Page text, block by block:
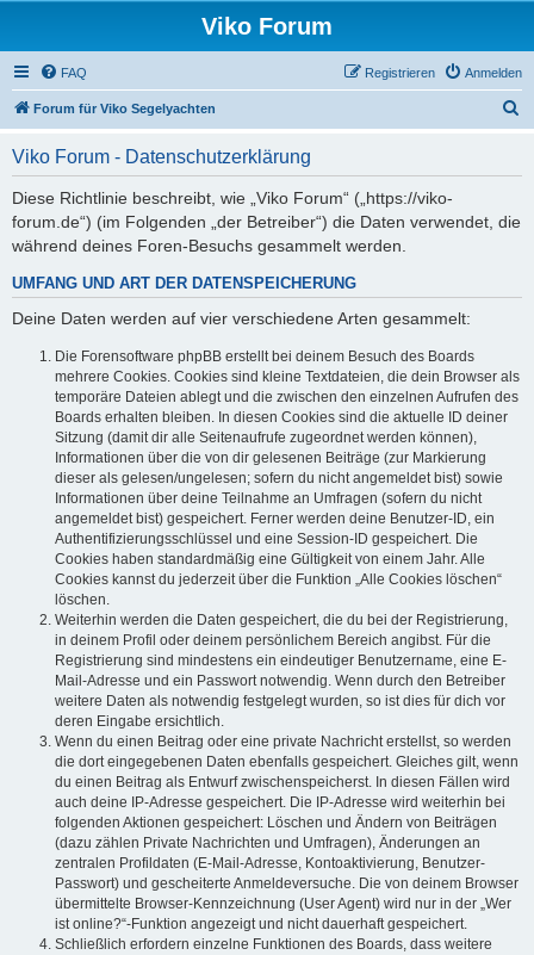
Viko Forum
FAQ Anmelden
Registrieren
Forum für Viko Segelyachten
Viko Forum - Datenschutzerklärung
Diese Richtlinie beschreibt, wie „Viko Forum“ („https://viko-
forum.de“) (im Folgenden „der Betreiber“) die Daten verwendet, die
während deines Foren-Besuchs gesammelt werden.
UMFANG UND ART DER DATENSPEICHERUNG
Deine Daten werden auf vier verschiedene Arten gesammelt:
Die Forensoftware phpBB erstellt bei deinem Besuch des Boards
mehrere Cookies. Cookies sind kleine Textdateien, die dein Browser als
temporäre Dateien ablegt und die zwischen den einzelnen Aufrufen des
Boards erhalten bleiben. In diesen Cookies sind die aktuelle ID deiner
Sitzung (damit dir alle Seitenaufrufe zugeordnet werden können),
Informationen über die von dir gelesenen Beiträge (zur Markierung
dieser als gelesen/ungelesen; sofern du nicht angemeldet bist) sowie
Informationen über deine Teilnahme an Umfragen (sofern du nicht
angemeldet bist) gespeichert. Ferner werden deine Benutzer-ID, ein
Authentifizierungsschlüssel und eine Session-ID gespeichert. Die
Cookies haben standardmäßig eine Gültigkeit von einem Jahr. Alle
Cookies kannst du jederzeit über die Funktion „Alle Cookies löschen“
löschen.
Weiterhin werden die Daten gespeichert, die du bei der Registrierung,
in deinem Profil oder deinem persönlichem Bereich angibst. Für die
Registrierung sind mindestens ein eindeutiger Benutzername, eine E-
Mail-Adresse und ein Passwort notwendig. Wenn durch den Betreiber
weitere Daten als notwendig festgelegt wurden, so ist dies für dich vor
deren Eingabe ersichtlich.
Wenn du einen Beitrag oder eine private Nachricht erstellst, so werden
die dort eingegebenen Daten ebenfalls gespeichert. Gleiches gilt, wenn
du einen Beitrag als Entwurf zwischenspeicherst. In diesen Fällen wird
auch deine IP-Adresse gespeichert. Die IP-Adresse wird weiterhin bei
folgenden Aktionen gespeichert: Löschen und Ändern von Beiträgen
(dazu zählen Private Nachrichten und Umfragen), Änderungen an
zentralen Profildaten (E-Mail-Adresse, Kontoaktivierung, Benutzer-
Passwort) und gescheiterte Anmeldeversuche. Die von deinem Browser
übermittelte Browser-Kennzeichnung (User Agent) wird nur in der „Wer
ist online?“-Funktion angezeigt und nicht dauerhaft gespeichert.
Schließlich erfordern einzelne Funktionen des Boards, dass weitere